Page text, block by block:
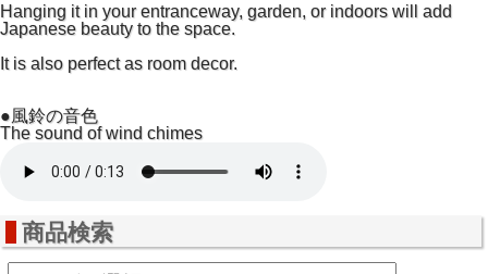
Hanging it in your entranceway, garden, or indoors will add
Japanese beauty to the space.
It is also perfect as room decor.
●風鈴の音色
The sound of wind chimes
商品検索